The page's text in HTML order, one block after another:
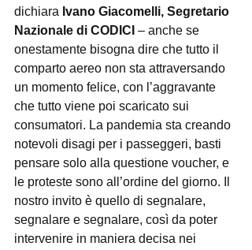
dichiara Ivano Giacomelli, Segretario
Nazionale di CODICI – anche se
onestamente bisogna dire che tutto il
comparto aereo non sta attraversando
un momento felice, con l’aggravante
che tutto viene poi scaricato sui
consumatori. La pandemia sta creando
notevoli disagi per i passeggeri, basti
pensare solo alla questione voucher, e
le proteste sono all’ordine del giorno. Il
nostro invito è quello di segnalare,
segnalare e segnalare, così da poter
intervenire in maniera decisa nei